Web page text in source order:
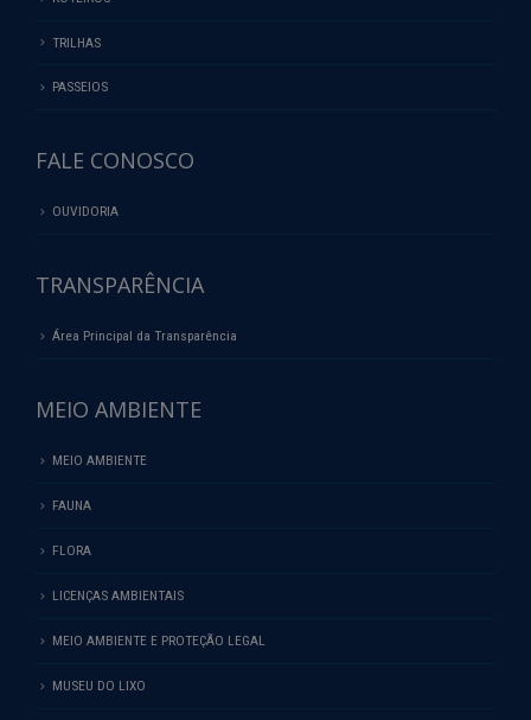
TRILHAS
PASSEIOS
FALE CONOSCO
OUVIDORIA
TRANSPARÊNCIA
Área Principal da Transparência
MEIO AMBIENTE
MEIO AMBIENTE
FAUNA
FLORA
LICENÇAS AMBIENTAIS
MEIO AMBIENTE E PROTEÇÃO LEGAL
MUSEU DO LIXO